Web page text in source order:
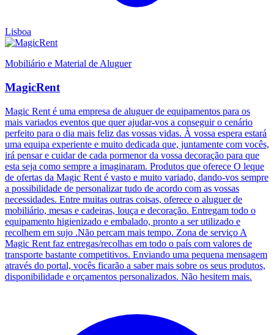
Lisboa
Mobiliário e Material de Aluguer
MagicRent
Magic Rent é uma empresa de aluguer de equipamentos para os
mais variados eventos que quer ajudar-vos a conseguir o cenário
perfeito para o dia mais feliz das vossas vidas. À vossa espera estará
uma equipa experiente e muito dedicada que, juntamente com vocês,
irá pensar e cuidar de cada pormenor da vossa decoração para que
esta seja como sempre a imaginaram. Produtos que oferece O leque
de ofertas da Magic Rent é vasto e muito variado, dando-vos sempre
a possibilidade de personalizar tudo de acordo com as vossas
necessidades. Entre muitas outras coisas, oferece o aluguer de
mobiliário, mesas e cadeiras, louça e decoração. Entregam todo o
equipamento higienizado e embalado, pronto a ser utilizado e
recolhem em sujo .Não percam mais tempo. Zona de serviço A
Magic Rent faz entregas/recolhas em todo o país com valores de
transporte bastante competitivos. Enviando uma pequena mensagem
através do portal, vocês ficarão a saber mais sobre os seus produtos,
disponibilidade e orçamentos personalizados. Não hesitem mais.